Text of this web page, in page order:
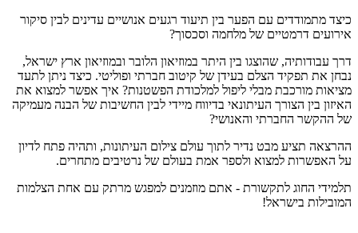
כיצד מתמודדים עם הפער בין תיעוד רגעים אנושיים עדינים לבין סיקור
אירועים דרמטיים של מלחמה וסכסוך?
דרך עבודותיה, שהוצגו בין היתר במוזיאון הלובר ובמוזיאון ארץ ישראל,
נבחן את תפקיד הצלם בעידן של קיטוב חברתי ופוליטי. כיצד ניתן לתעד
מציאות מורכבת מבלי ליפול למלכודת הפשטנות? איך אפשר למצוא את
האיזון בין הצורך העיתונאי בדיווח מיידי לבין החשיבות של הבנה מעמיקה
של ההקשר החברתי והאנושי?
ההרצאה תציע מבט נדיר לתוך עולם צילום העיתונות, ותהיה פתח לדיון
על האפשרות למצוא ולספר אמת בעולם של נרטיבים מתחרים.
תלמידי החוג לתקשורת - אתם מוזמנים למפגש מרתק עם אחת הצלמות
המובילות בישראל!